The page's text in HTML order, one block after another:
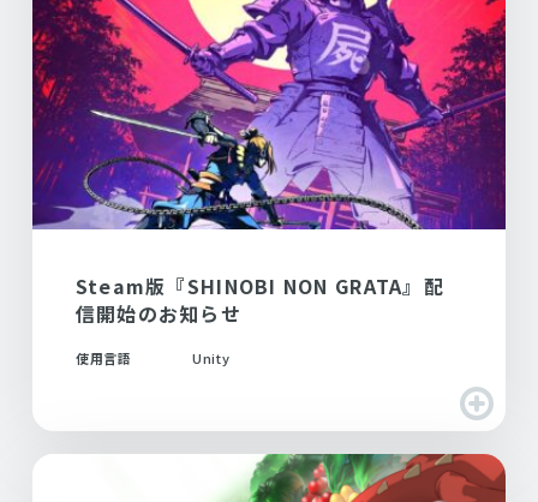
Steam版『SHINOBI NON GRATA』配
信開始のお知らせ
使用言語 Unity